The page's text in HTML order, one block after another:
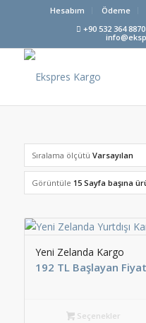
Hesabım Ödeme
+90 532 364
Sıralama ölçütü Varsayılan
Görüntüle 15 Sayfa başına
Yeni Zelanda Kargo
192 TL Başlayan
Seçenekler